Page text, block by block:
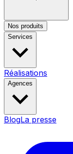
Nos produits
Services
Réalisations
Agences
BlogLa presse